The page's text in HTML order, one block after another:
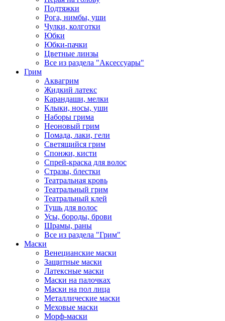
Подтяжки
Рога, нимбы, уши
Чулки, колготки
Юбки
Юбки-пачки
Цветные линзы
Все из раздела "Аксессуары"
Грим
Аквагрим
Жидкий латекс
Карандаши, мелки
Клыки, носы, уши
Наборы грима
Неоновый грим
Помада, лаки, гели
Светящийся грим
Спонжи, кисти
Спрей-краска для волос
Стразы, блестки
Театральная кровь
Театральный грим
Театральный клей
Тушь для волос
Усы, бороды, брови
Шрамы, раны
Все из раздела "Грим"
Маски
Венецианские маски
Защитные маски
Латексные маски
Маски на палочках
Маски на пол лица
Металлические маски
Меховые маски
Морф-маски